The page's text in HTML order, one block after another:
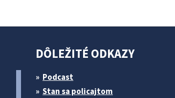
DÔLEŽITÉ ODKAZY
Podcast
Stan sa policajtom